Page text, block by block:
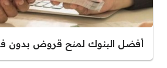
أفضل البنوك لمنح قروض بدون فوائد